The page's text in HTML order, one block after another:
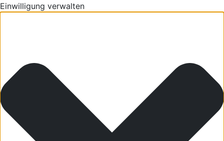
Einwilligung verwalten